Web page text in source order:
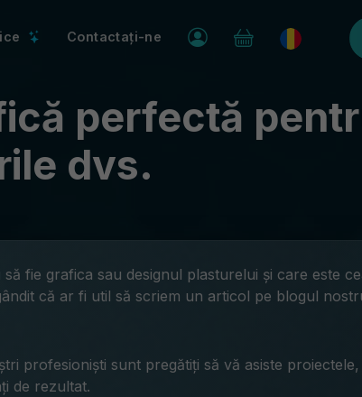
Contactați-ne
perfectă
dvs.
fie grafica sau designul plasturelui și care este
că ar fi util să scriem un articol pe blogul
profesioniști sunt pregătiți să vă asiste proiectele,
de rezultat.